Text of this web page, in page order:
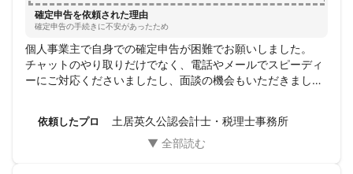
確定申告を依頼された理由
確定申告の手続きに不安があったため
個人事業主で自身での確定申告が困難でお願いしました。
チャットのやり取りだけでなく、電話やメールでスピーディ
ーにご対応くださいましたし、面談の機会もいただきまし
明してくださいました。
確定申告をすべて丸投げでお願いの形となりましたが、他の
依頼したプロ 土居英久公認会計士・税理士事務所